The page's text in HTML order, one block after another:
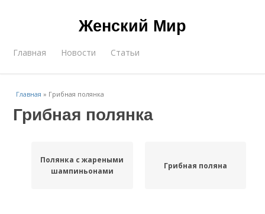
Женский Мир
Главная Новости Статьи
Главная » Грибная полянка
Грибная полянка
Полянка с жареными
шампиньонами
Грибная поляна